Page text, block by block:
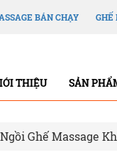
BÁN CHẠY GHẾ
THIỆU SẢN
Ghế Massage